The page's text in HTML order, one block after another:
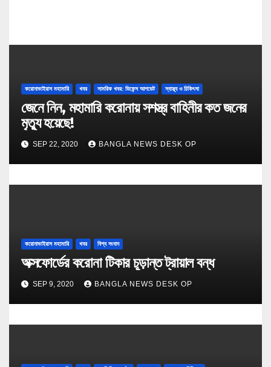
করোনাভাইরাস মহামারি খবর সামরিক খবর: ডিফেন্স আপডেট স্বাস্থ্য ও চিকিৎসা
জেনে নিন, মহামারি করোনায় সশস্ত্র বাহিনীর কত জনের
মৃত্যু হয়েছে!
SEP 22, 2020 BANGLA NEWS DESK OP
করোনাভাইরাস মহামারি খবর বিশ্ব সংবাদ
অক্সফোর্ডের করোনা টিকার চূড়ান্ত ট্রায়াল বন্ধ
SEP 9, 2020 BANGLA NEWS DESK OP